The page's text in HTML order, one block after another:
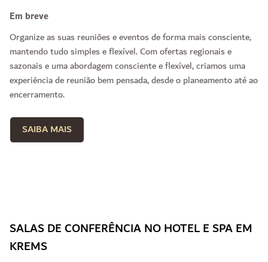
Em breve
Organize as suas reuniões e eventos de forma mais consciente,
mantendo tudo simples e flexível. Com ofertas regionais e
sazonais e uma abordagem consciente e flexível, criamos uma
experiência de reunião bem pensada, desde o planeamento até ao
encerramento.
SAIBA MAIS
SALAS DE CONFERÊNCIA NO HOTEL E SPA EM
KREMS